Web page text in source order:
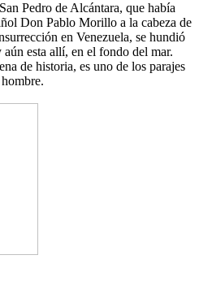
Pedro de Alcántara, que había
Don Pablo Morillo a la cabeza de
en Venezuela, se hundió
aún esta allí, en el fondo del mar.
de historia, es uno de los parajes